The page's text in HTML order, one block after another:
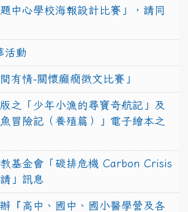
中心學校海報設計比賽」，請同
活動
有情-關懷癲癇徵文比賽」
之「少年小漁的尋寶奇航記」及
冒險記（養殖篇）」電子繪本之
基金會「碳排危機 Carbon Crisis
」訊息
『高中、國中、國小醫學營及各